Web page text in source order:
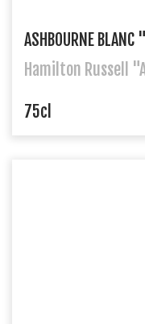
ASHBOURNE
Hamilton Russell
75cl